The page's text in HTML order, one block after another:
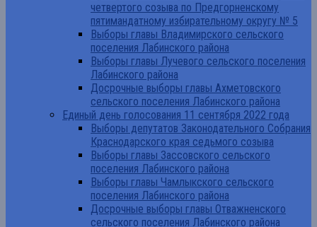
четвертого созыва по Предгорненскому
пятимандатному избирательному округу № 5
Выборы главы Владимирского сельского
поселения Лабинского района
Выборы главы Лучевого сельского поселения
Лабинского района
Досрочные выборы главы Ахметовского
сельского поселения Лабинского района
Единый день голосования 11 сентября 2022 года
Выборы депутатов Законодательного Собрания
Краснодарского края седьмого созыва
Выборы главы Зассовского сельского
поселения Лабинского района
Выборы главы Чамлыкского сельского
поселения Лабинского района
Досрочные выборы главы Отважненского
сельского поселения Лабинского района